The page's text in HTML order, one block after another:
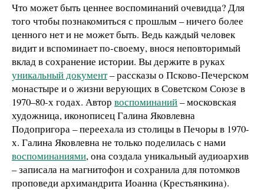
Что может быть ценнее воспоминаний очевидца? Для
того чтобы познакомиться с прошлым – ничего более
ценного нет и не может быть. Ведь каждый человек
видит и вспоминает по-своему, внося неповторимый
вклад в сохранение истории. Вы держите в руках
уникальный документ– рассказы о Псково-Печерском
монастыре и о жизни верующих в Советском Союзе в
1970–80-х годах. Автор воспоминаний– московская
художница, иконописец Галина Яковлевна
Подопригора – переехала из столицы в Печоры в 1970-
х. Галина Яковлевна не только поделилась с нами
воспоминаниями, она создала уникальный аудиоархив
– записала на магнитофон и сохранила для потомков
проповеди архимандрита Иоанна (Крестьянкина).